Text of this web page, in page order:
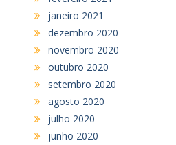
janeiro 2021
dezembro 2020
novembro 2020
outubro 2020
setembro 2020
agosto 2020
julho 2020
junho 2020